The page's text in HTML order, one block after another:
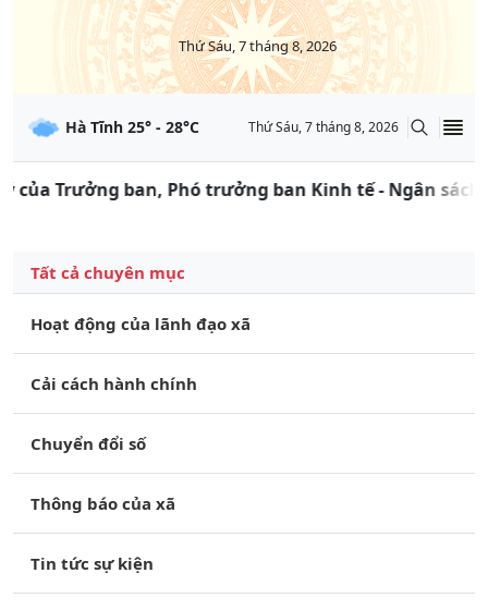
Thứ Sáu, 7 tháng 8, 2026
Hà Tĩnh 25° - 28°C Thứ Sáu, 7 tháng 8, 2026
ban, Phó trưởng ban Kinh tế - Ngân sách,
Tất cả chuyên mục
Hoạt động của lãnh đạo xã
Cải cách hành chính
Chuyển đổi số
Thông báo của xã
Tin tức sự kiện